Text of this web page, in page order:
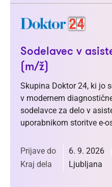
Sodelavec v
(m/ž)
Skupina Doktor 24, ki jo
v modernem
sodelavce za delo v
uporabnikom storitve e-
Prijave do 6. 9. 2026
Kraj dela Ljubljana